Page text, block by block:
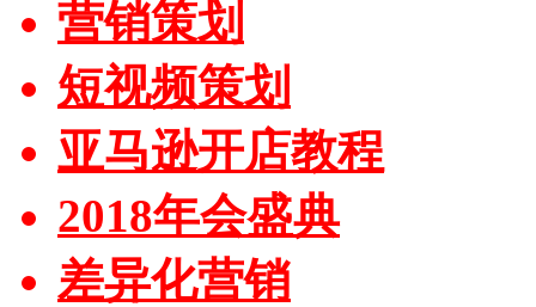
营销策划
短视频策划
亚马逊开店教程
2018年会盛典
差异化营销